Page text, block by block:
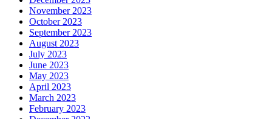
November 2023
October 2023
September 2023
August 2023
July 2023
June 2023
May 2023
April 2023
March 2023
February 2023